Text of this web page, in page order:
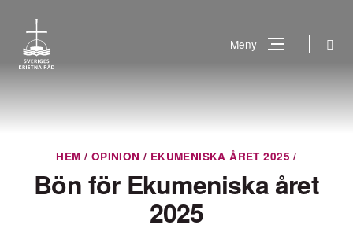
innehåll
Meny Sök
HEM / OPINION / EKUMENISKA ÅRET 2025 /
Bön för Ekumeniska året
2025